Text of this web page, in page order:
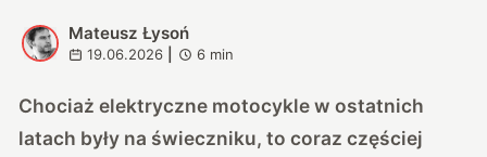
M
Mateusz Łysoń
19.06.2026 6 min
Chociaż elektryczne motocykle w ostatnich
latach były na świeczniku, to coraz częściej